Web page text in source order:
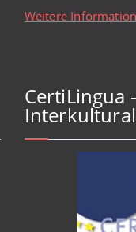
Weitere
CertiLingua